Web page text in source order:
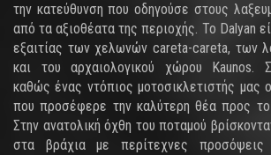
την κατεύθυνση που οδηγούσε στους
από τα αξιοθέατα της περιοχής. Το Dalyan
εξαιτίας των χελωνών careta-careta, των
και του αρχαιολογικού χώρου Kaunos.
καθώς ένας ντόπιος μοτοσικλετιστής μας
που προσέφερε την καλύτερη θέα προς το
Στην ανατολική όχθη του ποταμού
στα βράχια με περίτεχνες